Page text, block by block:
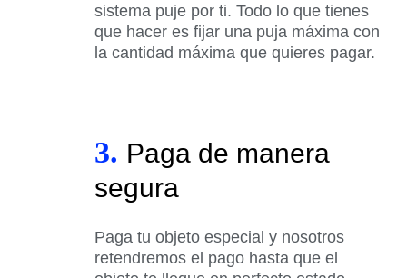
sistema puje por ti. Todo lo que tienes
que hacer es fijar una puja máxima con
la cantidad máxima que quieres pagar.
3. Paga de manera
segura
Paga tu objeto especial y nosotros
retendremos el pago hasta que el